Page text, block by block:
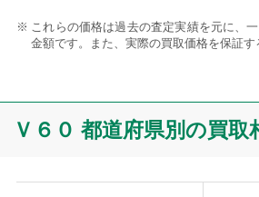
これらの価格は過去の査定実績を元に、
金額です。また、実際の買取価格を保証す
Ｖ６０ 都道府県別の買取